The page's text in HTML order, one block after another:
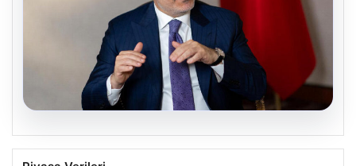
Dışişleri Bakanı Hakan Fidan’dan Mekke